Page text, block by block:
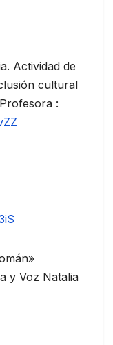
Actividad de
cultural
:
y Voz Natalia